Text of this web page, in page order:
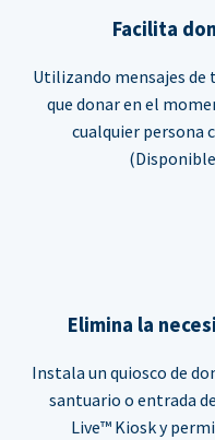
Facilita
Utilizando mensajes de
que donar en el
cualquier persona
(Disponible
Elimina la
Instala un quiosco de
santuario o entrada
Live™ Kiosk y